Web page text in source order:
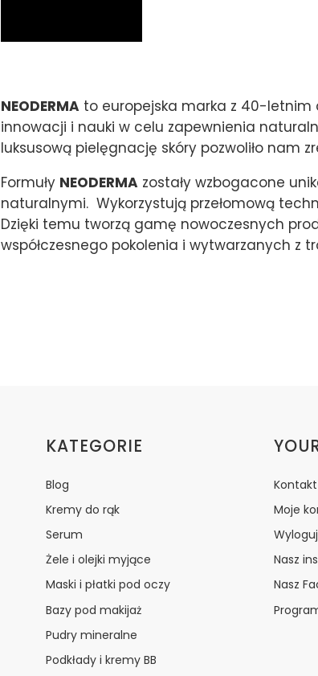
NEODERMA to europejska marka z 40-letnim
innowacji i nauki w celu zapewnienia
luksusową pielęgnację skóry pozwoliło nam
Formuły NEODERMA zostały wzbogacone
naturalnymi. Wykorzystują przełomową
Dzięki temu tworzą gamę nowoczesnych
współczesnego pokolenia i wytwarzanych z
Linki w stopce
KATEGORIE
Blog
Kremy do rąk
Serum
Żele i olejki myjące
Maski i płatki pod oczy
Bazy pod makijaż
Pudry mineralne
Podkłady i kremy BB
Kontakt
Moje
Nasz
Nasz